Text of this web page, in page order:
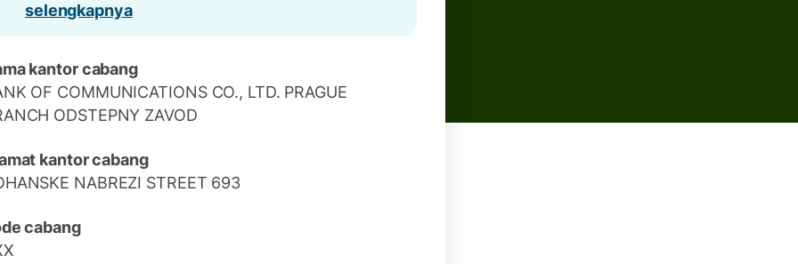
selengkapnya
kantor cabang
OF COMMUNICATIONS CO., LTD. PRAGUE
ODSTEPNY ZAVOD
kantor cabang
NABREZI STREET 693
cabang